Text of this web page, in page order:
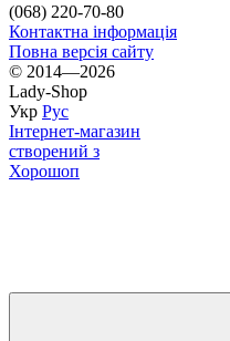
(068) 220-70-80
Контактна інформація
Повна версія сайту
© 2014—2026
Lady-Shop
Укр Рус
Інтернет-магазин
створений з
Хорошоп